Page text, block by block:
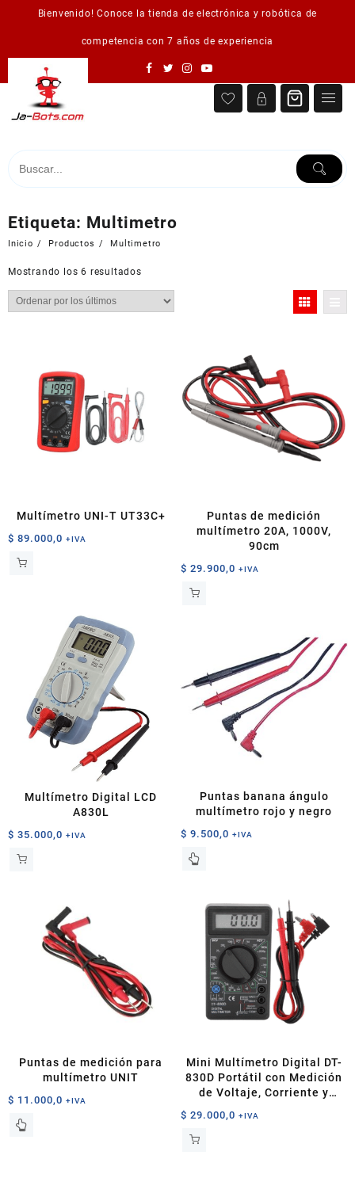
Bienvenido! Conoce la tienda de electrónica y robótica de
competencia con 7 años de experiencia
Etiqueta: Multimetro
Inicio Productos Multimetro
Mostrando los 6 resultadosOrdenado
por
Multímetro UNI-T UT33C+
$ 89.000,0 +IVA
Puntas de medición
multímetro 20A, 1000V,
90cm
$ 29.900,0 +IVA
Multímetro Digital LCD
A830L
$ 35.000,0 +IVA
Puntas banana ángulo
multímetro rojo y negro
$ 9.500,0 +IVA
Puntas de medición para
multímetro UNIT
$ 11.000,0 +IVA
Mini Multímetro Digital DT-
830D Portátil con Medición
de Voltaje, Corriente y
$ 29.000,0 +IVA